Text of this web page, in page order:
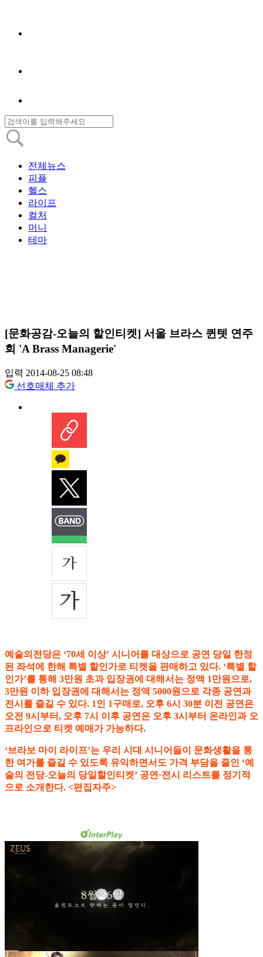
전체뉴스
피플
헬스
라이프
컬처
머니
테마
[문화공감-오늘의 할인티켓] 서울 브라스 퀸텟 연주
회 'A Brass Managerie'
입력 2014-08-25 08:48
선호매체 추가
예술의전당은 ‘70세 이상’ 시니어를 대상으로 공연 당일 한정
된 좌석에 한해 특별 할인가로 티켓을 판매하고 있다. ‘특별 할
인가’를 통해 3만원 초과 입장권에 대해서는 정액 1만원으로,
3만원 이하 입장권에 대해서는 정액 5000원으로 각종 공연과
전시를 즐길 수 있다. 1인 1구매로, 오후 6시 30분 이전 공연은
오전 9시부터, 오후 7시 이후 공연은 오후 3시부터 온라인과 오
프라인으로 티켓 예매가 가능하다.
‘브라보 마이 라이프’는 우리 시대 시니어들이 문화생활을 통
한 여가를 즐길 수 있도록 유익하면서도 가격 부담을 줄인 ‘예
술의 전당-오늘의 당일할인티켓’ 공연·전시 리스트를 정기적
으로 소개한다. <편집자주>